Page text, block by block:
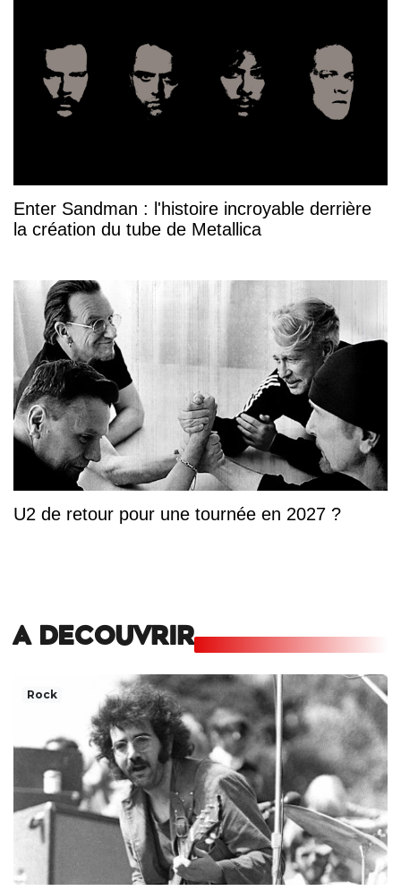
Enter Sandman : l'histoire incroyable derrière
la création du tube de Metallica
U2 de retour pour une tournée en 2027 ?
A DECOUVRIR
Rock